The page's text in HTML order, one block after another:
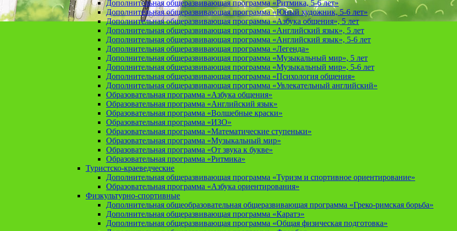
Дополнительная общеразвивающая программа «Ритмика, 5-6 лет»
Дополнительная общеразвивающая программа «Юный художник, 5-6 лет»
Дополнительная общеразвивающая программа «Азбука общения», 5 лет
Дополнительная общеразвивающая программа «Английский язык», 5 лет
Дополнительная общеразвивающая программа «Английский язык», 5-6 лет
Дополнительная общеразвивающая программа «Легенда»
Дополнительная общеразвивающая программа «Музыкальный мир», 5 лет
Дополнительная общеразвивающая программа «Музыкальный мир», 5-6 лет
Дополнительная общеразвивающая программа «Психология общения»
Дополнительная общеразвивающая программа «Увлекательный английский»
Образовательная программа «Азбука общения»
Образовательная программа «Английский язык»
Образовательная программа «Волшебные краски»
Образовательная программа «ИЗО»
Образовательная программа «Математические ступеньки»
Образовательная программа «Музыкальный мир»
Образовательная программа «От звука к букве»
Образовательная программа «Ритмика»
Туристско-краеведческие
Дополнительная общеразвивающая программа «Туризм и спортивное ориентирование»
Образовательная программа «Азбука ориентирования»
Физкультурно-спортивные
Дополнительная общеобразовательная общеразвивающая программа «Греко-римская борьба»
Дополнительная общеразвивающая программа «Каратэ»
Дополнительная общеразвивающая программа «Общая физическая подготовка»